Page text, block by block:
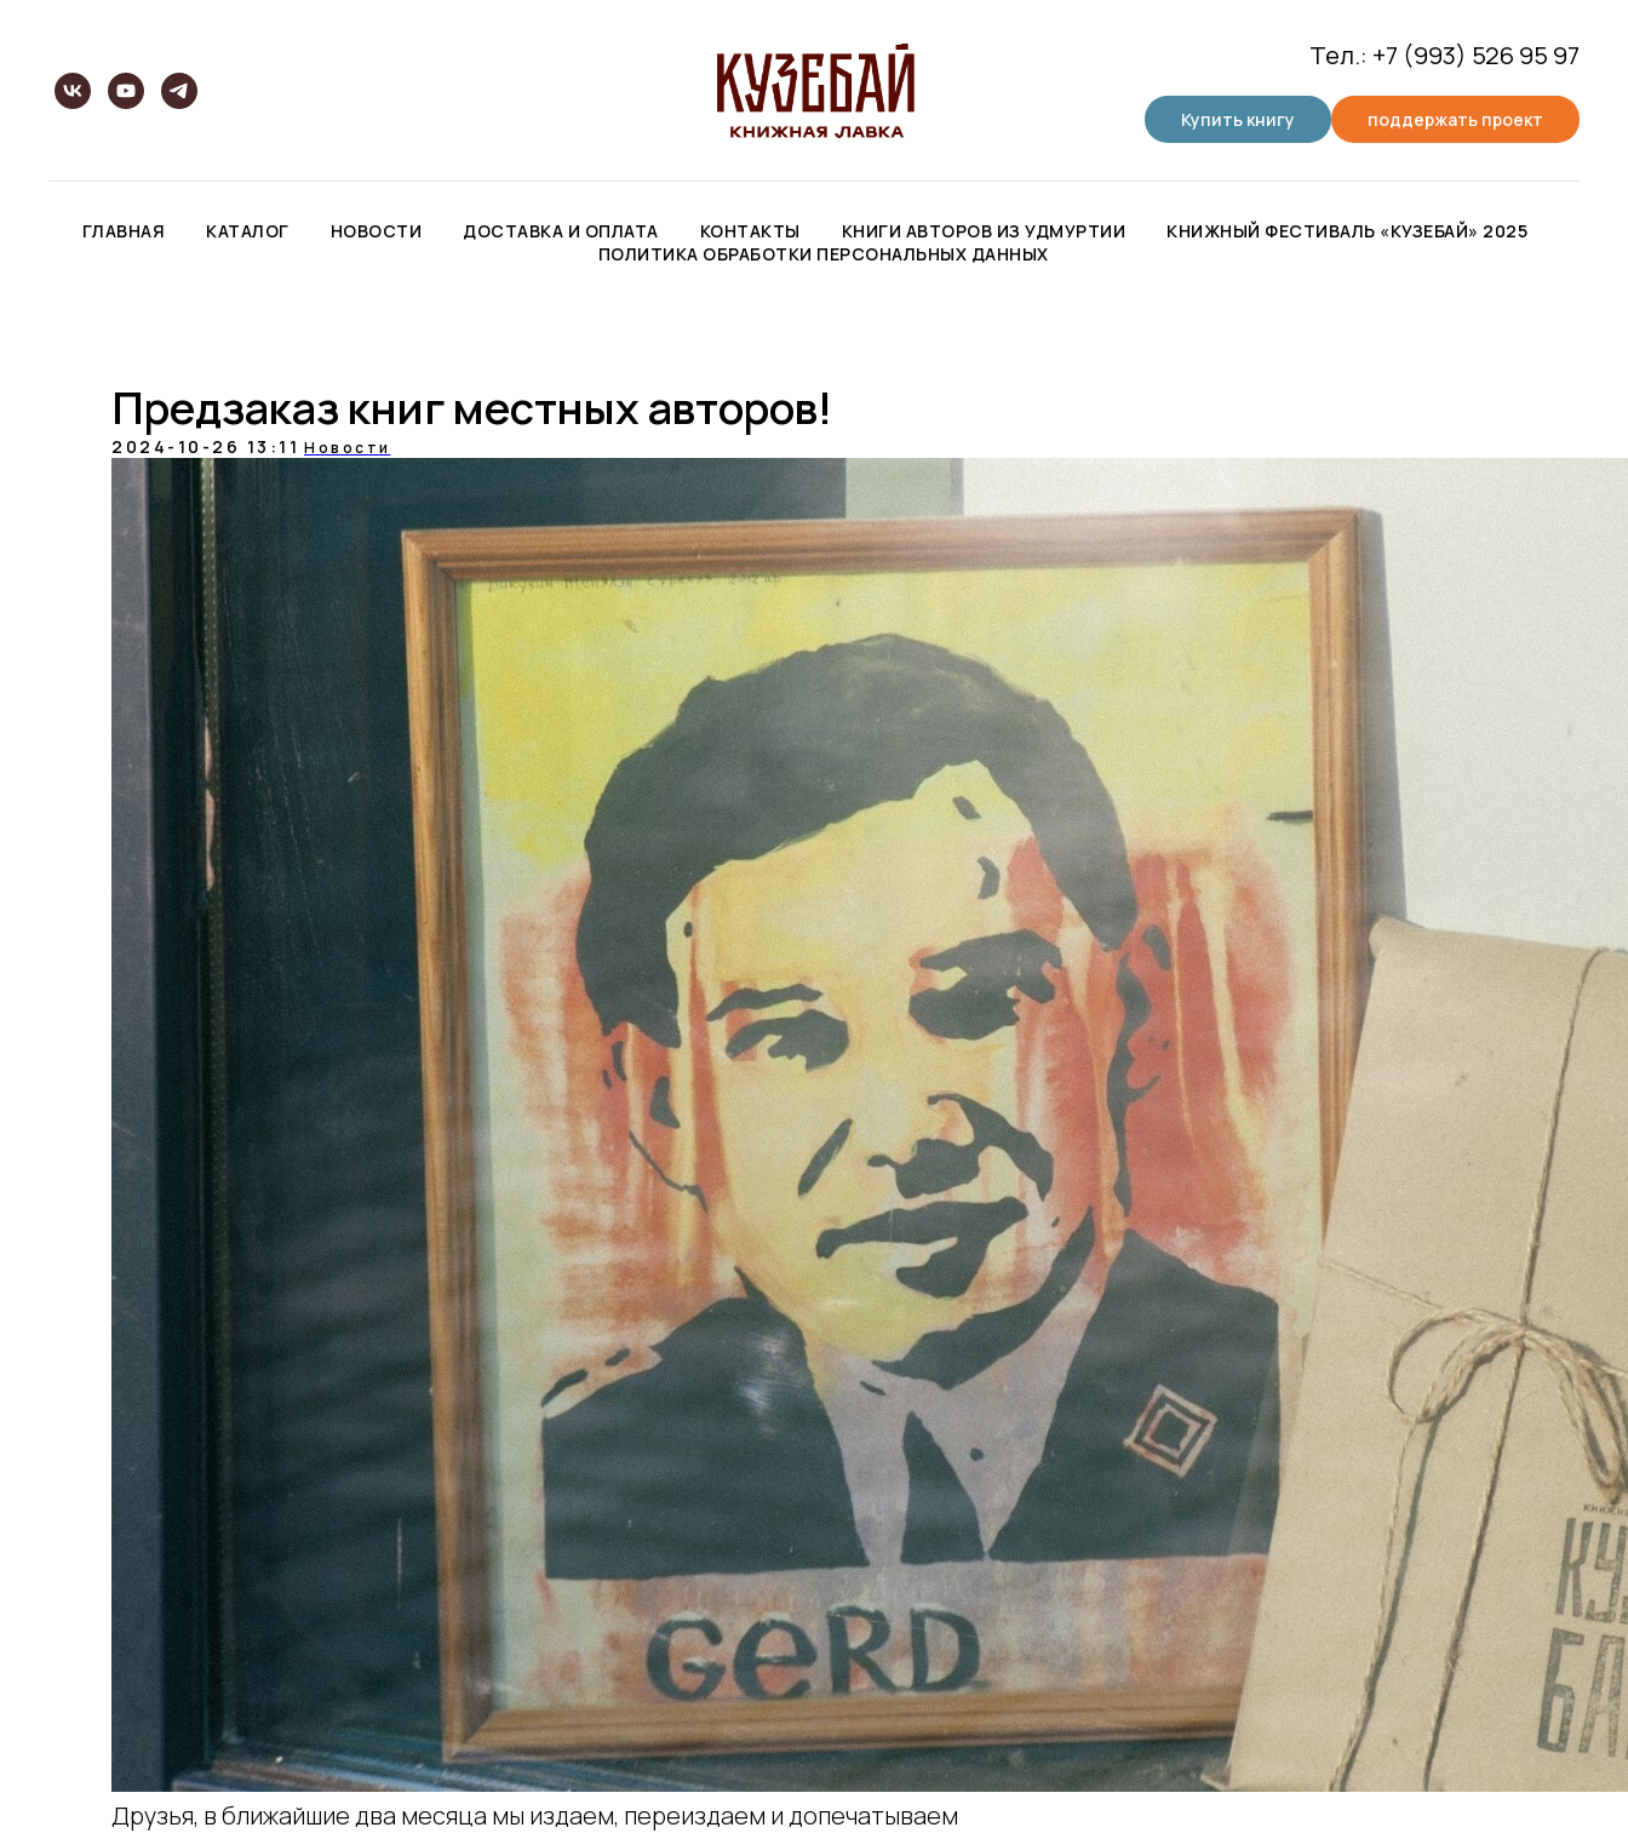
Тел.: +7 (993) 526 95 97
Купить книгу поддержать проект
ГЛАВНАЯ КАТАЛОГ НОВОСТИ ДОСТАВКА И ОПЛАТА КОНТАКТЫ КНИГИ АВТОРОВ ИЗ УДМУРТИИ
КНИЖНЫЙ ФЕСТИВАЛЬ «КУЗЕБАЙ» 2025
ПОЛИТИКА ОБРАБОТКИ ПЕРСОНАЛЬНЫХ ДАННЫХ
Предзаказ книг местных авторов!
2024-10-26 13:11 Новости
Друзья, в ближайшие два месяца мы издаем, переиздаем и допечатываем